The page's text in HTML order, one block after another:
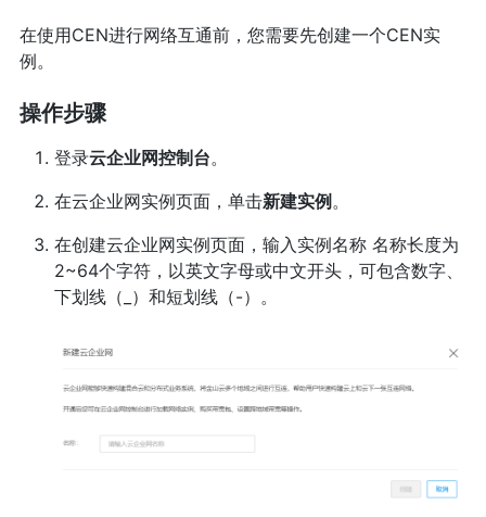
在使用CEN进行网络互通前，您需要先创建一个CEN实
例。
操作步骤
登录云企业网控制台。
在云企业网实例页面，单击新建实例 。
在创建云企业网实例页面，输入实例名称 名称长度为
2~64个字符，以英文字母或中文开头，可包含数字、
下划线（_）和短划线（-）。